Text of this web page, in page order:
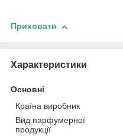
Приховати
Характеристики
Основні
Країна виробник
Вид парфумерної
продукції